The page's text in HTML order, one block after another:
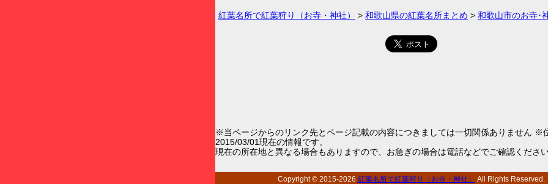
紅葉名所で紅葉狩り（お寺・神社） > 和歌山県の紅葉名所まとめ > 和歌山市のお寺･
※当ページからのリンク先とページ記載の内容につきましては一切関係ありません ※
2015/03/01現在の情報です。
現在の所在地と異なる場合もありますので、お急ぎの場合は電話などでご確認ください
Copyright © 2015-2026 紅葉名所で紅葉狩り（お寺・神社） All Rights Reserved.